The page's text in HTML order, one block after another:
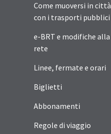
Come muoversi in città
con i trasporti pubblici
e-BRT e modifiche alla
rete
Linee, fermate e orari
Biglietti
Abbonamenti
Regole di viaggio